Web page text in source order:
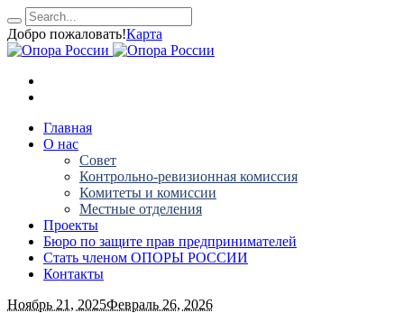
Добро пожаловать!Карта
Главная
О нас
Совет
Контрольно-ревизионная комиссия
Комитеты и комиссии
Местные отделения
Проекты
Бюро по защите прав предпринимателей
Стать членом ОПОРЫ РОССИИ
Контакты
Ноябрь 21, 2025Февраль 26, 2026